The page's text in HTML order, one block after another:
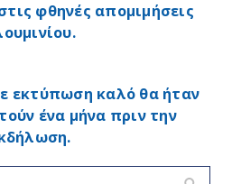
φθηνές απομιμήσεις
εκτύπωση καλό θα ήταν
ένα μήνα πριν την